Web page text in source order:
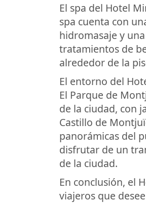
El spa del Hotel
spa cuenta con
hidromasaje y
tratamientos de
alrededor de la
El entorno del
El Parque de
de la ciudad, con
Castillo de
panorámicas del
disfrutar de un
de la ciudad.
En conclusión, el
viajeros que